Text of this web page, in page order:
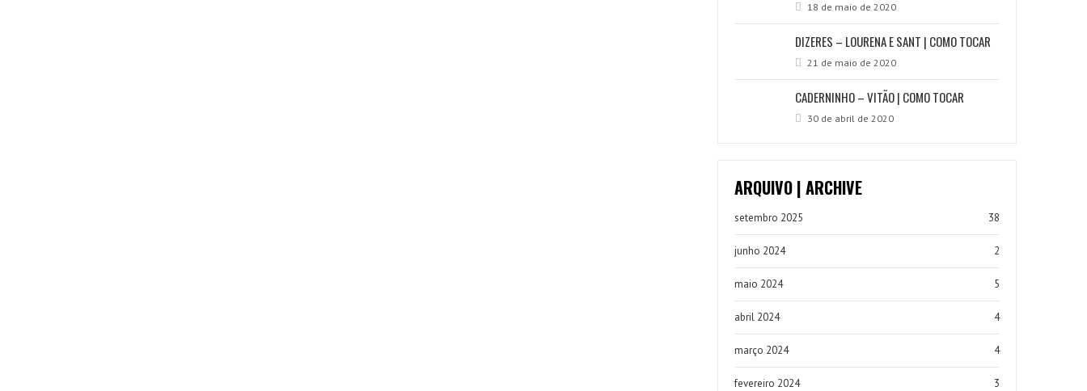
18 de maio de 2020
DIZERES – LOURENA E SANT | COMO TOCAR
21 de maio de 2020
CADERNINHO – VITÃO | COMO TOCAR
30 de abril de 2020
ARQUIVO | ARCHIVE
setembro 2025 38
junho 2024 2
maio 2024 5
abril 2024 4
março 2024 4
fevereiro 2024 3